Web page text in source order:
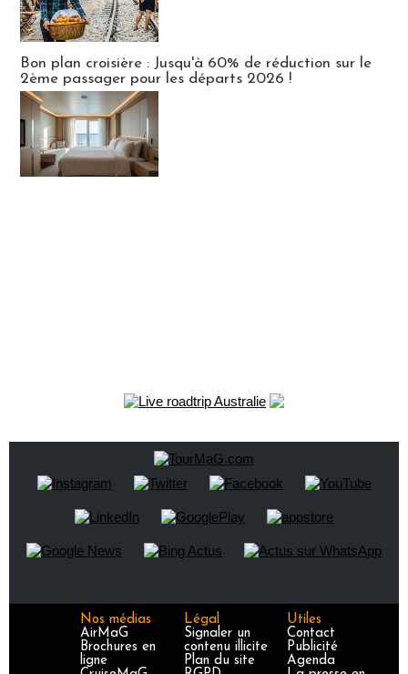
Bon plan croisière : Jusqu'à 60% de réduction sur le
2ème passager pour les départs 2026 !
Nos médias
AirMaG
Brochures en
ligne
Légal
Signaler un
contenu illicite
Plan du site
Utiles
Contact
Publicité
Agenda